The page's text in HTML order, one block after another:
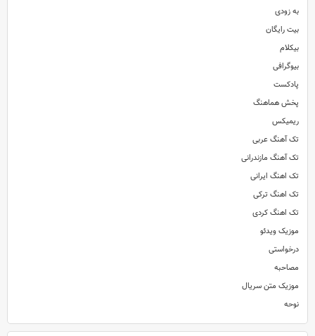
به زودی
بیت رایگان
بیکلام
بیوگرافی
پادکست
پخش هماهنگ
ریمیکس
تک آهنگ عربی
تک آهنگ مازندرانی
تک اهنگ ایرانی
تک اهنگ ترکی
تک اهنگ کردی
موزیک ویدئو
درخواستی
مصاحبه
موزیک متن سریال
نوحه